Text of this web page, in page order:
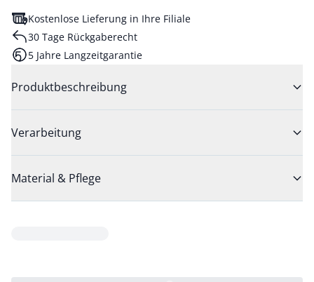
Kostenlose Lieferung in Ihre Filiale
30 Tage Rückgaberecht
5 Jahre Langzeitgarantie
Produktbeschreibung
Verarbeitung
Material & Pflege